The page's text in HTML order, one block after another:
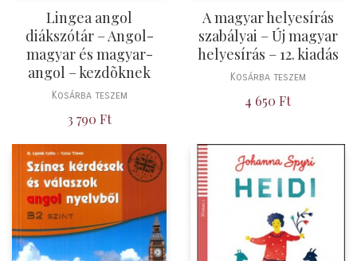
Lingea angol
diákszótár – Angol-
magyar és magyar-
angol – kezdõknek
Kosárba teszem
3 790 Ft
A magyar helyesírás
szabályai – Új magyar
helyesírás – 12. kiadás
Kosárba teszem
4 650 Ft